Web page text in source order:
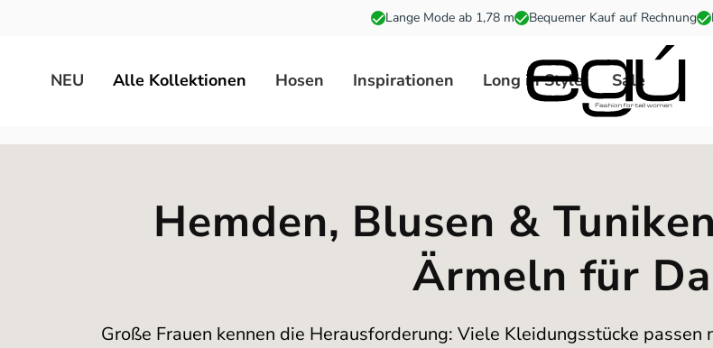
Lange Mode ab 1,78 m Bequemer Kauf auf Rechnung
NEU Alle Kollektionen Hosen Inspirationen Long in Style Sale
Hemden, Blusen &
Ärmeln für
Große Frauen kennen die Herausforderung: Viele Kleidungsstücke